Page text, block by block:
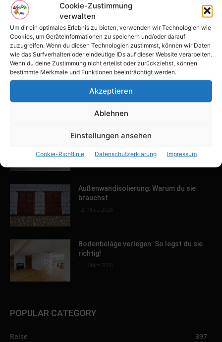
Cookie-Zustimmung
verwalten
Um dir ein optimales Erlebnis zu bieten, verwenden wir Technologien wie
Cookies, um Geräteinformationen zu speichern und/oder darauf
zuzugreifen. Wenn du diesen Technologien zustimmst, können wir Daten
wie das Surfverhalten oder eindeutige IDs auf dieser Website verarbeiten.
Wenn du deine Zustimmung nicht erteilst oder zurückziehst, können
bestimmte Merkmale und Funktionen beeinträchtigt werden.
Akzeptieren
Ablehnen
Einstellungen ansehen
Cookie-Richtlinie Datenschutzerklärung Impressum
ein
16. April 2026
Familien-Paradies an der Adria
31. März 2026
Keller ausbauen: Tipps und Ideen für
dein Zuhause
13. März 2026
Außenwandisolierung: Warum du sie
brauchst
12. März 2026
Bodenbeläge verlegen: So legst du sie
richtig!
11. März 2026
POPULAR CATEGORY
Reise
397